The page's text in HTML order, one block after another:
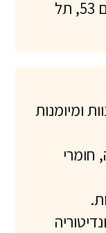
מכללת אורט דן גורמה, נס לגויים 53, תל
ומיומנות
חומרי